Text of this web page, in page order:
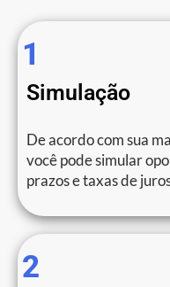
1
Simulação
De acordo com sua
você pode simular
prazos e taxas de
2